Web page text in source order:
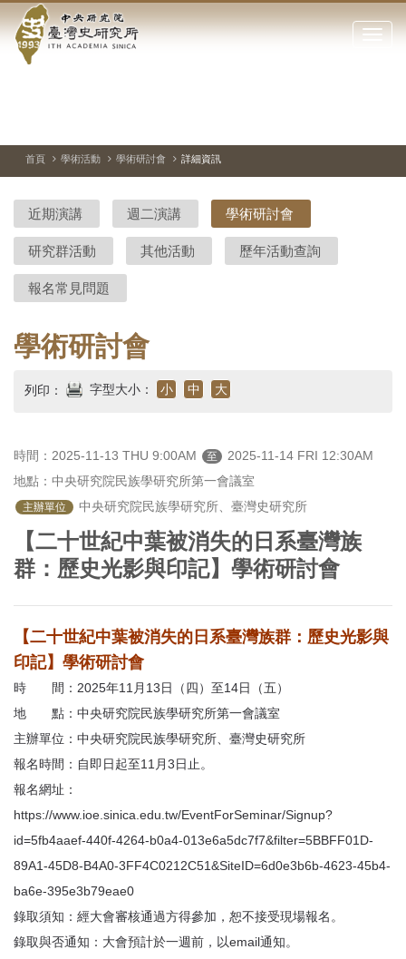
到中
央
院-
臺
灣
史
研
究
首
頁
點
閉
站
停、
圖
圖
結
首頁 學術活動 學術研討會 詳細資訊
近期演講 週二演講 學術研討會
研究群活動 其他活動 歷年活動查詢
報名常見問題
學術研討會
列印： 字型大小： 小 中 大
時間：2025-11-13 THU 9:00AM 至
2025-11-14 FRI 12:30AM
地點：中央研究院民族學研究所第一會議室
主辦單位 中央研究院民族學研究所、臺灣史研究所
【二十世紀中葉被消失的日系臺灣族
群：歷史光影與印記】學術研討會
【二十世紀中葉被消失的日系臺灣族群：歷史光影與
印記】學術研討會
時 間：2025年11月13日（四）至14日（五）
地 點：中央研究院民族學研究所第一會議室
主辦單位：中央研究院民族學研究所、臺灣史研究所
報名時間：自即日起至11月3日止。
報名網址：
https://www.ioe.sinica.edu.tw/EventForSeminar/Signup?
id=5fb4aaef-440f-4264-b0a4-013e6a5dc7f7&filter=5BBFF01D-
89A1-45D8-B4A0-3FF4C0212C51&SiteID=6d0e3b6b-4623-45b4-
ba6e-395e3b79eae0
錄取須知：經大會審核通過方得參加，恕不接受現場報名。
錄取與否通知：大會預計於一週前，以email通知。